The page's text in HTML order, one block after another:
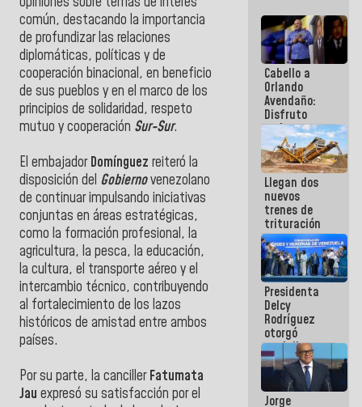
común, destacando la importancia
de profundizar las relaciones
diplomáticas, políticas y de
cooperación binacional, en beneficio
de sus pueblos y en el marco de los
principios de solidaridad, respeto
mutuo y cooperación Sur-Sur.
El embajadorDomínguez reiteró la
disposición del Gobiernovenezolano
de continuar impulsando iniciativas
conjuntas en áreas estratégicas,
como la formación profesional, la
agricultura, la pesca, la educación,
la cultura, el transporte aéreo y el
intercambio técnico, contribuyendo
al fortalecimiento de los lazos
históricos de amistad entre ambos
países.
Por su parte, la cancillerFatumata
Jau expresó su satisfacción por el
Cabello a
Orlando
Avendaño:
Disfruto
cada vez
que escribes
porque lo
que haces
es
embarrarla
Llegan dos
nuevos
trenes de
trituración
para
optimizar
manejo de
escombros
en La Guaira
Presidenta
Delcy
Rodríguez
otorgó
medalla
"Héroe de
Venezuela"
a servidores
públicos
Jorge